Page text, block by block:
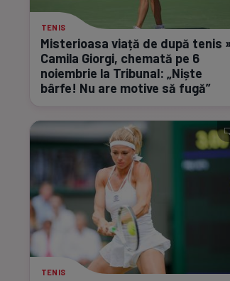
TENIS
Misterioasa viață de după tenis
Camila Giorgi, chemată pe 6
noiembrie la Tribunal: „Niște
bârfe! Nu are motive să fugă”
TENIS